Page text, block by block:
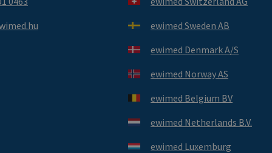
ewimed Sweden AB
ewimed Denmark A/S
ewimed Norway AS
ewimed Belgium BV
ewimed Netherlands B.V.
ewimed Luxemburg